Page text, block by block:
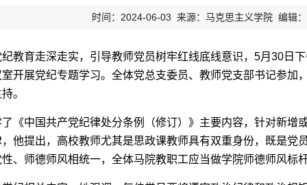
时间：2024-06-03 来源：马克思主义学院 编辑
教育走深走实，引导教师党员树牢红线底线意识，5月30日
开展党纪专题学习。全体党总支委员、教师党支部书记参加
。
《中国共产党纪律处分条例（修订）》主要内容，针对新增
他提出，高校教师尤其是思政课教师具有双重身份，既是党
、师德师风相统一，全体马院教职工应当做学院师德师风标